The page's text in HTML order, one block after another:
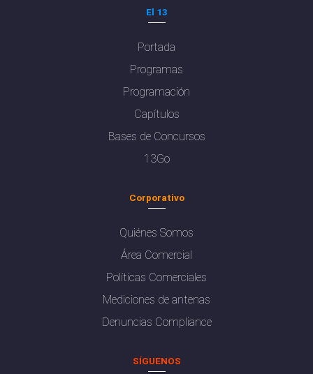
El 13
Portada
Programas
Programación
Capítulos
Bases de Concursos
13Go
Corporativo
Quiénes Somos
Área Comercial
Políticas Comerciales
Mediciones de antenas
Denuncias Compliance
SÍGUENOS